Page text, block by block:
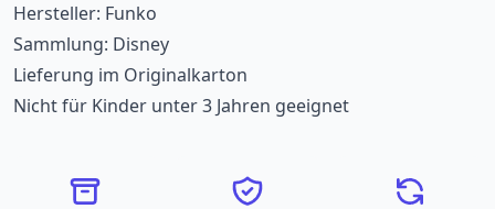
Hersteller: Funko
Sammlung: Disney
Lieferung im Originalkarton
Nicht für Kinder unter 3 Jahren geeignet